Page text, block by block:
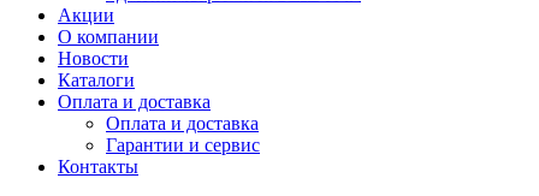
Акции
О компании
Новости
Каталоги
Оплата и доставка
Оплата и доставка
Гарантии и сервис
Контакты